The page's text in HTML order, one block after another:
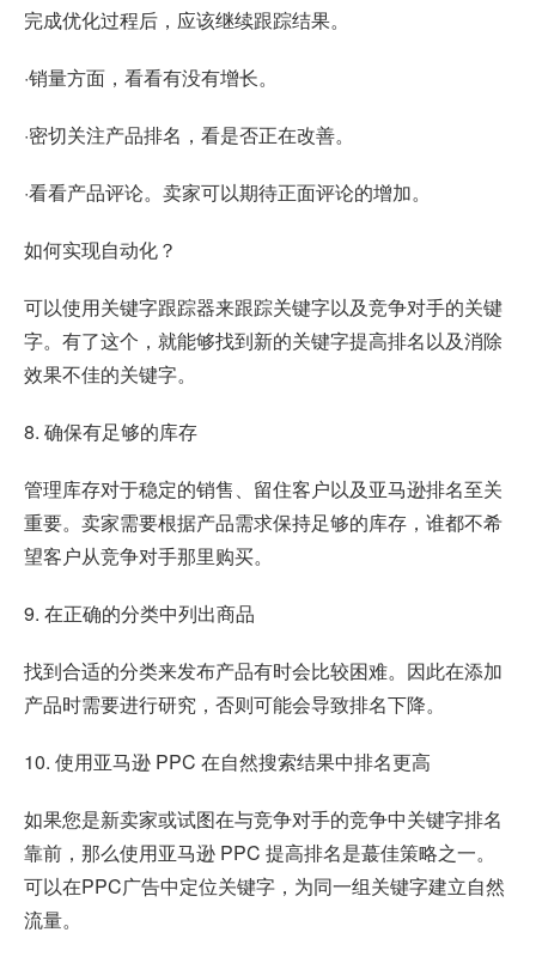
完成优化过程后，应该继续跟踪结果。
·销量方面，看看有没有增长。
·密切关注产品排名，看是否正在改善。
·看看产品评论。卖家可以期待正面评论的增加。
如何实现自动化？
可以使用关键字跟踪器来跟踪关键字以及竞争对手的关键
字。有了这个，就能够找到新的关键字提高排名以及消除
效果不佳的关键字。
8. 确保有足够的库存
管理库存对于稳定的销售、留住客户以及亚马逊排名至关
重要。卖家需要根据产品需求保持足够的库存，谁都不希
望客户从竞争对手那里购买。
9. 在正确的分类中列出商品
找到合适的分类来发布产品有时会比较困难。因此在添加
产品时需要进行研究，否则可能会导致排名下降。
10. 使用亚马逊 PPC 在自然搜索结果中排名更高
如果您是新卖家或试图在与竞争对手的竞争中关键字排名
靠前，那么使用亚马逊 PPC 提高排名是蕞佳策略之一。
可以在PPC广告中定位关键字，为同一组关键字建立自然
流量。